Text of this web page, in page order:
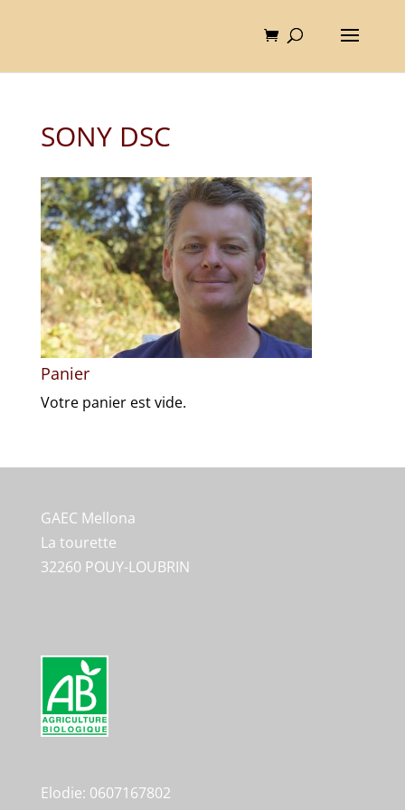
SONY DSC
Panier
Votre panier est vide.
GAEC Mellona
La tourette
32260 POUY-LOUBRIN
Elodie: 0607167802